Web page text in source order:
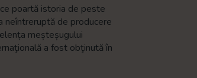
poartă istoria de peste
neîntreruptă de producere
meșteșugului
a fost obţinută în